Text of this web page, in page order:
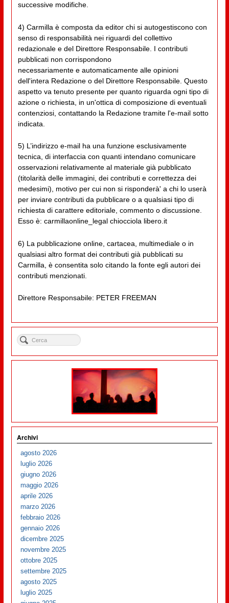
successive modifiche.
4) Carmilla è composta da editor chi si autogestiscono con
senso di responsabilità nei riguardi del collettivo
redazionale e del Direttore Responsabile. I contributi
pubblicati non corrispondono
necessariamente e automaticamente alle opinioni
dell'intera Redazione o del Direttore Responsabile. Questo
aspetto va tenuto presente per quanto riguarda ogni tipo di
azione o richiesta, in un'ottica di composizione di eventuali
contenziosi, contattando la Redazione tramite l'e-mail sotto
indicata.
5) L’indirizzo e-mail ha una funzione esclusivamente
tecnica, di interfaccia con quanti intendano comunicare
osservazioni relativamente al materiale già pubblicato
(titolarità delle immagini, dei contributi e correttezza dei
medesimi), motivo per cui non si risponderà' a chi lo userà
per inviare contributi da pubblicare o a qualsiasi tipo di
richiesta di carattere editoriale, commento o discussione.
Esso è: carmillaonline_legal chiocciola libero.it
6) La pubblicazione online, cartacea, multimediale o in
qualsiasi altro format dei contributi già pubblicati su
Carmilla, è consentita solo citando la fonte egli autori dei
contributi menzionati.
Direttore Responsabile: PETER FREEMAN
Archivi
agosto 2026
luglio 2026
giugno 2026
maggio 2026
aprile 2026
marzo 2026
febbraio 2026
gennaio 2026
dicembre 2025
novembre 2025
ottobre 2025
settembre 2025
agosto 2025
luglio 2025